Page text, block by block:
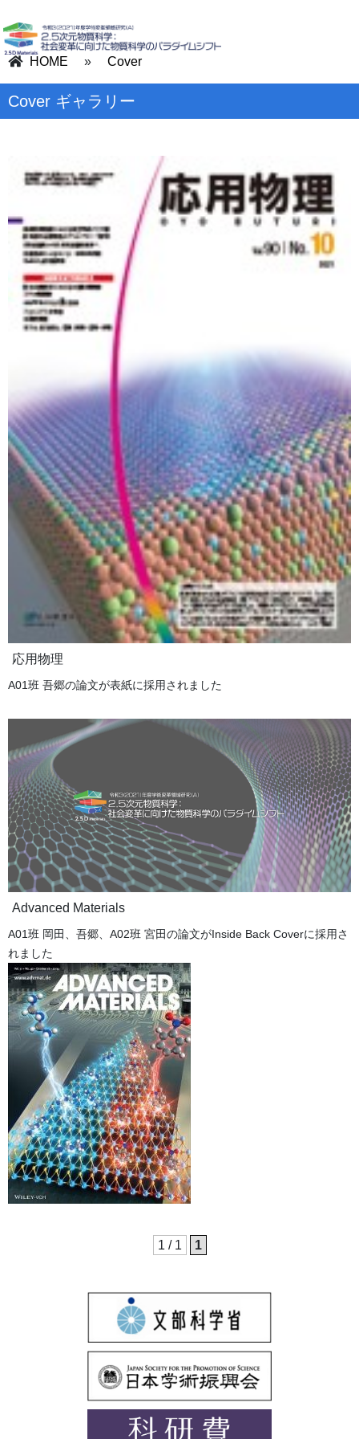
HOME » Cover
Cover ギャラリー
応用物理
A01班 吾郷の論文が表紙に採用されました
Advanced Materials
A01班 岡田、吾郷、A02班 宮田の論文がInside Back Coverに採用さ
れました
1 / 1 1